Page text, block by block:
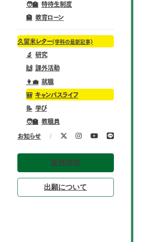
🧑‍🏫 特待生制度
🏦 教育ローン
久留米レター(学科の最新記事)
🔬 研究
🙌 課外活動
👩‍💼 就職
🎒 キャンパスライフ
📝 学び
🧑‍🏫 教職員
お知らせ /
資料請求
出願について